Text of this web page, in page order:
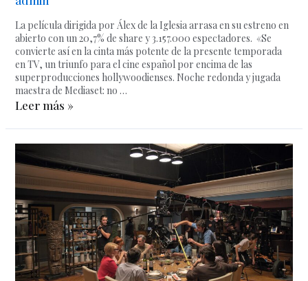
La película dirigida por Álex de la Iglesia arrasa en su estreno en
abierto con un 20,7% de share y 3.157.000 espectadores. «Se
convierte así en la cinta más potente de la presente temporada
en TV, un triunfo para el cine español por encima de las
superproducciones hollywoodienses. Noche redonda y jugada
maestra de Mediaset: no …
Leer más »